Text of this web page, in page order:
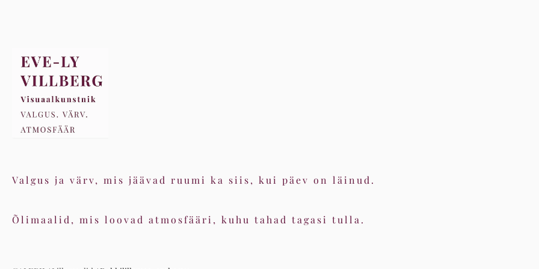
Valgus ja värv, mis jäävad ruumi ka siis, kui päev on läinud.
Õlimaalid, mis loovad atmosfääri, kuhu tahad tagasi tulla.